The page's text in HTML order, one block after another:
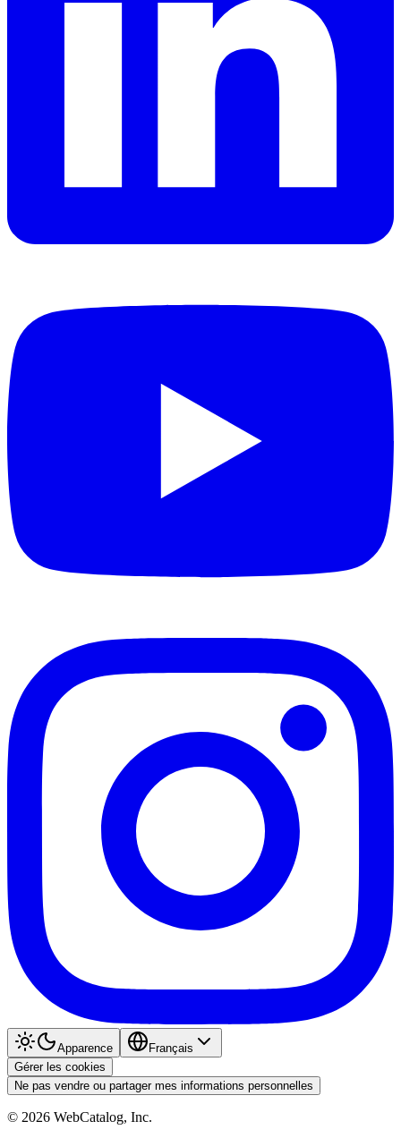
Apparence
Français
Gérer les cookies
Ne pas vendre ou partager mes informations personnelles
© 2026 WebCatalog, Inc.